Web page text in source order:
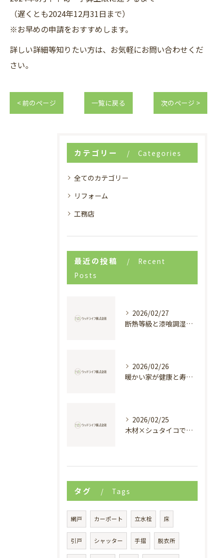
（遅くとも2024年12月31日まで）
※お早めの申請をおすすめします。
詳しい詳細等知りたい方は、お気軽にお問い合わせくだ
さい。
< 前のページ 一覧に戻る 次のページ >
カテゴリー Categories
全てのカテゴリー
リフォーム
工務店
最近の投稿
Recent
Posts
2026/02/27
断熱等級と漆喰調湿で実現する快適新築戸建て
2026/02/26
暖かい家が健康と寿命を支える理由
2026/02/25
木材×シュタイコで創る高断熱健康住宅
タグ Tags
網戸 カーポート 立水栓 床
引戸 シャッター 手摺 脱衣所